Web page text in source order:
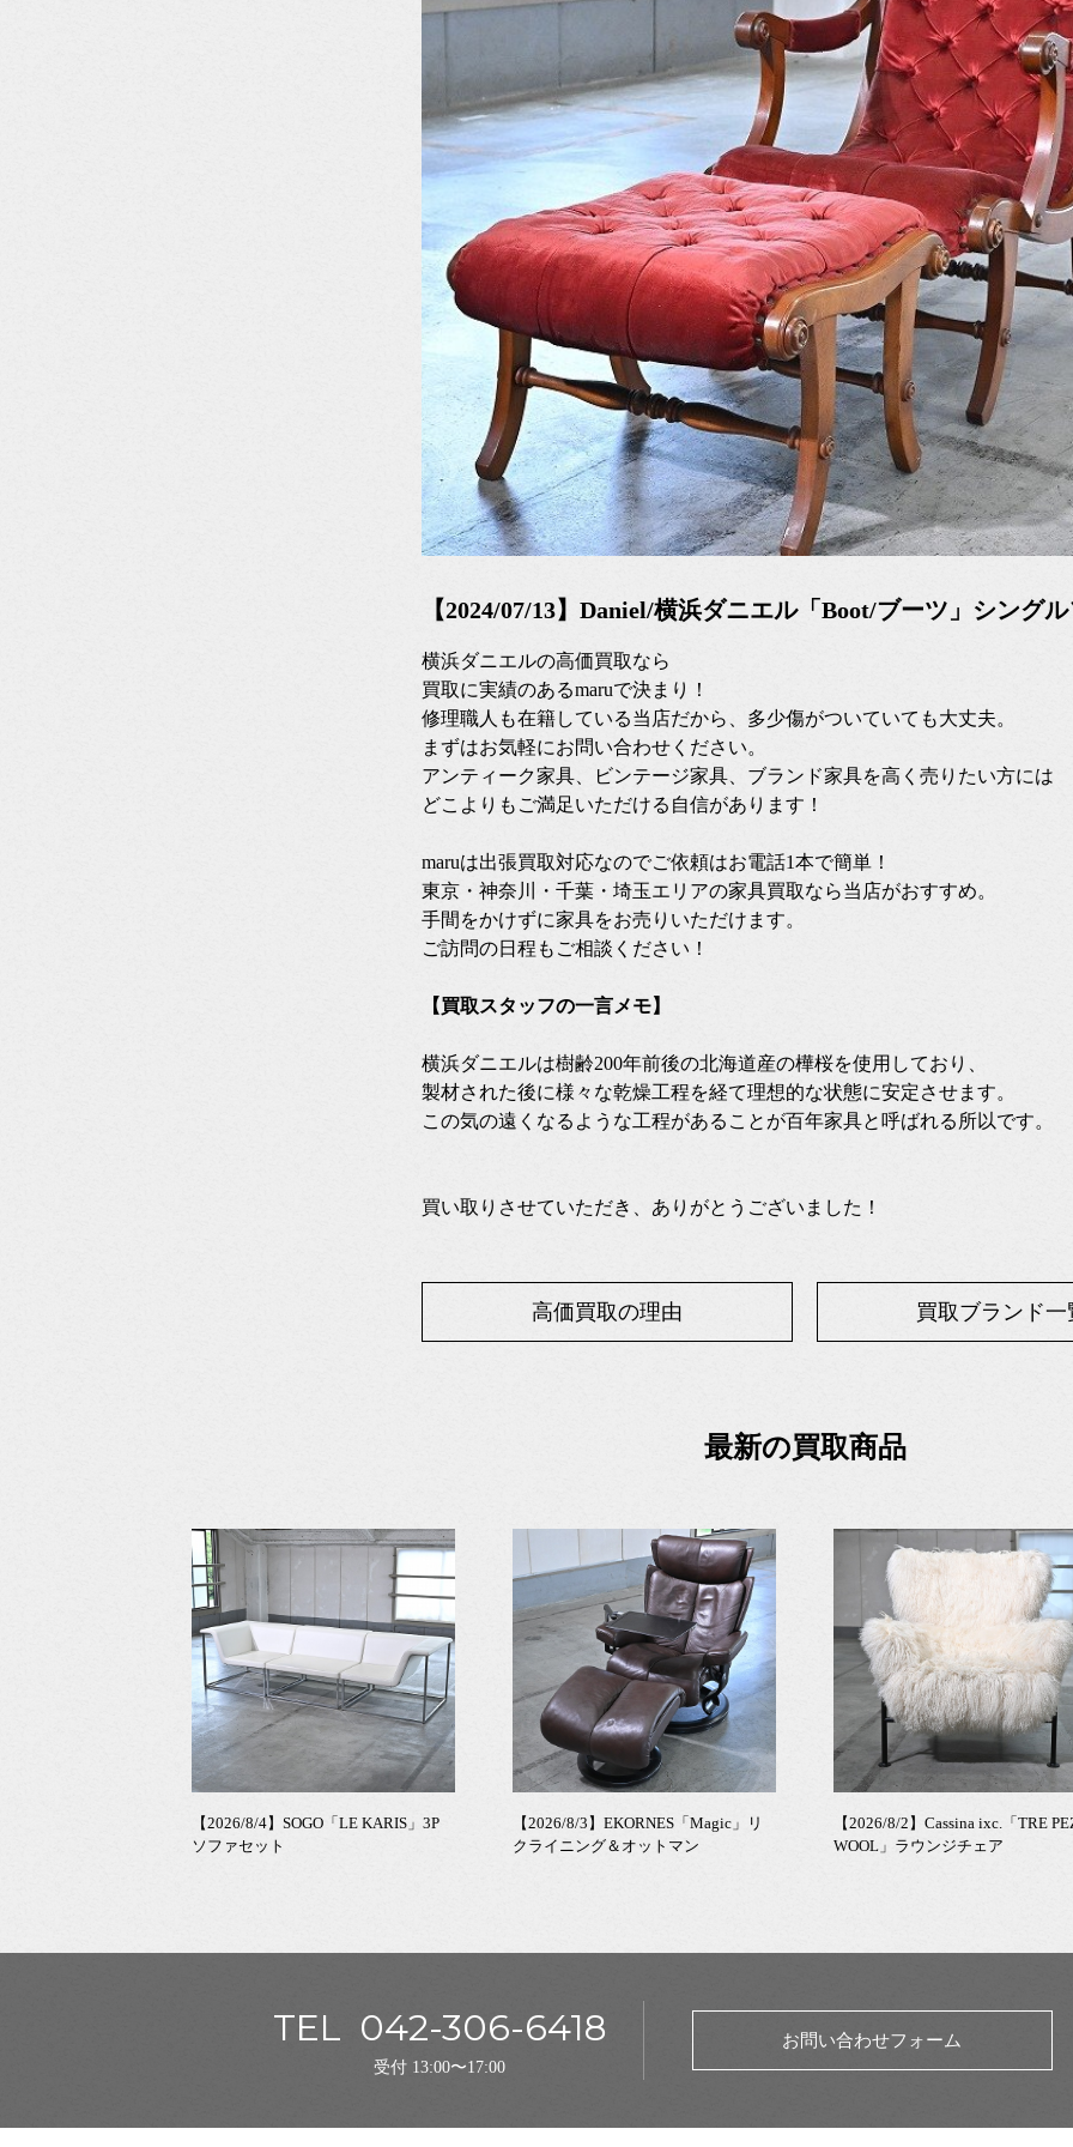
【2024/07/13】Daniel/横浜ダニエル「Boot/ブーツ」シング
横浜ダニエルの高価買取なら
買取に実績のあるmaruで決まり！
修理職人も在籍している当店だから、多少傷がついていても大丈夫。
まずはお気軽にお問い合わせください。
アンティーク家具、ビンテージ家具、ブランド家具を高く売りたい方には
どこよりもご満足いただける自信があります！
maruは出張買取対応なのでご依頼はお電話1本で簡単！
東京・神奈川・千葉・埼玉エリアの家具買取なら当店がおすすめ。
手間をかけずに家具をお売りいただけます。
ご訪問の日程もご相談ください！
【買取スタッフの一言メモ】
横浜ダニエルは樹齢200年前後の北海道産の樺桜を使用しており、
製材された後に様々な乾燥工程を経て理想的な状態に安定させます。
この気の遠くなるような工程があることが百年家具と呼ばれる所以です。
買い取りさせていただき、ありがとうございました！
高価買取の理由 買取ブランド一
最新の買取商品
【2026/8/4】SOGO「LE KARIS」3P
ソファセット
【2026/8/3】EKORNES「Magic」リ
クライニング＆オットマン
【2026/8/2】Cassina ixc.「TRE
WOOL」ラウンジチェア
TEL 042-306-6418
受付 13:00〜17:00
お問い合わせフォーム